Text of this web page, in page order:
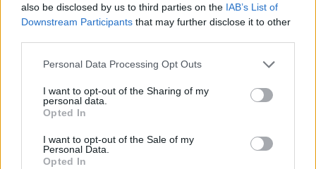
also be disclosed by us to third parties on the IAB’s List of
Downstream Participants that may further disclose it to other
Please note that this website/app uses one or more Google
not limited to your visit or usage behaviour. You may click to
grant or deny consent to Google and its third-party tags to
use your data for below specified purposes in below Google
consent section.
Personal Data Processing Opt Outs
I want to opt-out of the Sharing of my
personal data.
Opted In
I want to opt-out of the Sale of my
Personal Data.
Opted In
se consumata al mattino a stomaco vuoto o come
spuntino pomeridiano. Chi è alle prime armi con
aumentando gradualmente per permettere al corpo
di adattarsi.
È possibile gustare il kefir in molti modi: puoi berlo
da solo, aggiungerlo a smoothie o utilizzarlo come
base per dressing e salse. Inoltre, esistono varianti